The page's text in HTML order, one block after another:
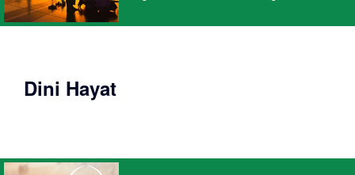
Dini Hayat